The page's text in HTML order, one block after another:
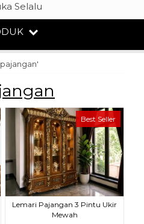
Selalu
Best Seller
Lemari Pajangan 3 Pintu Ukir
Mewah